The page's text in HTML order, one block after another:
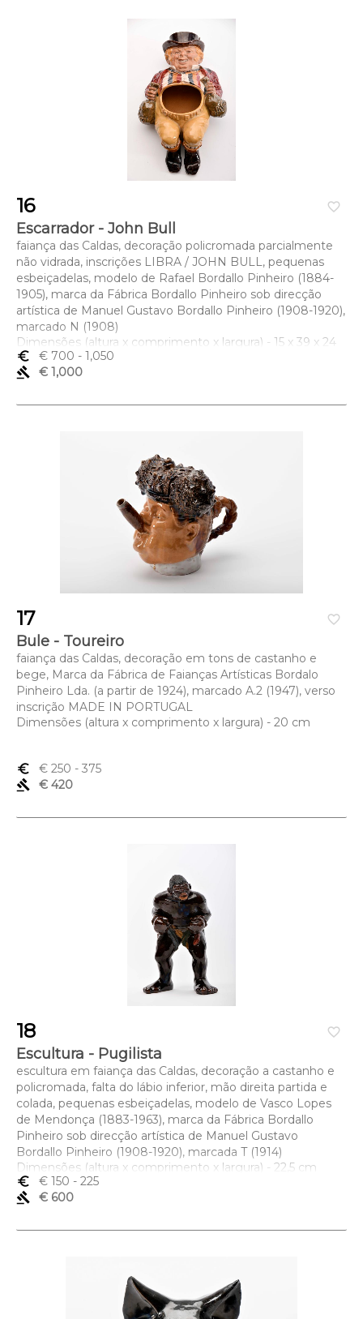
favorite_border
16
Escarrador - John Bull
faiança das Caldas, decoração policromada parcialmente
não vidrada, inscrições LIBRA / JOHN BULL, pequenas
esbeiçadelas, modelo de Rafael Bordallo Pinheiro (1884-
1905), marca da Fábrica Bordallo Pinheiro sob direcção
artística de Manuel Gustavo Bordallo Pinheiro (1908-1920),
marcado N (1908)
Dimensões (altura x comprimento x largura) - 15 x 39 x 24
cm
euro_symbol € 700 - 1,050
gavel
€ 1,000
favorite_border
17
Bule - Toureiro
faiança das Caldas, decoração em tons de castanho e
bege, Marca da Fábrica de Faianças Artísticas Bordalo
Pinheiro Lda. (a partir de 1924), marcado A.2 (1947), verso
inscrição MADE IN PORTUGAL
Dimensões (altura x comprimento x largura) - 20 cm
euro_symbol € 250 - 375
gavel
€ 420
favorite_border
18
Escultura - Pugilista
escultura em faiança das Caldas, decoração a castanho e
policromada, falta do lábio inferior, mão direita partida e
colada, pequenas esbeiçadelas, modelo de Vasco Lopes
de Mendonça (1883-1963), marca da Fábrica Bordallo
Pinheiro sob direcção artística de Manuel Gustavo
Bordallo Pinheiro (1908-1920), marcada T (1914)
Dimensões (altura x comprimento x largura) - 22,5 cm
euro_symbol
€ 150 - 225
gavel
€ 600